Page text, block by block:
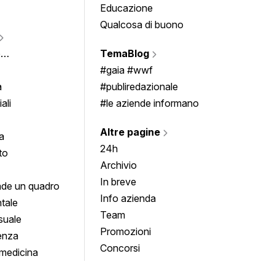
un quadro
Educazione
Qualcosa di buono
TemaBlog
#gaia #wwf
#publiredazionale
#le aziende informano
Altre pagine
24h
Archivio
In breve
Info azienda
Team
Promozioni
Concorsi